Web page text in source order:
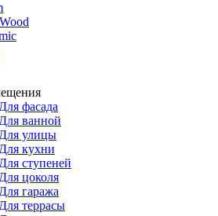
Для фасада
Для ванной
Для улицы
Для кухни
Для ступеней
Для цоколя
Для гаража
Для террасы